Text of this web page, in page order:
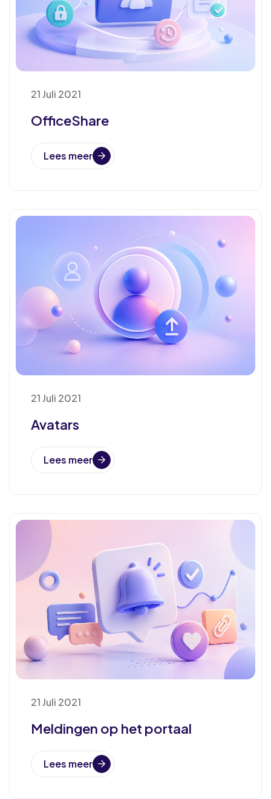
21 Juli 2021
OfficeShare
Lees meer
21 Juli 2021
Avatars
Lees meer
21 Juli 2021
Meldingen op het portaal
Lees meer